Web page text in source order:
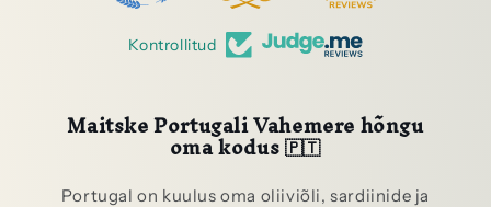
Kontrollitud
Maitske Portugali Vahemere hõngu
oma kodus 🇵🇹
Portugal on kuulus oma oliiviõli, sardiinide ja